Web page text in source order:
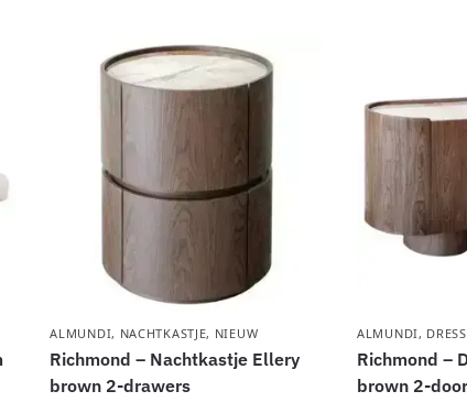
ALMUNDI, NACHTKASTJE, NIEUW
Richmond – Nachtkastje Ellery
brown 2-drawers
ALMUNDI,
Richmond –
brown 2-